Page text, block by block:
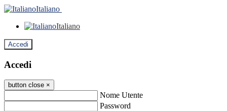
Italiano
Italiano
Accedi
Accedi
button close ×
Nome Utente
Password